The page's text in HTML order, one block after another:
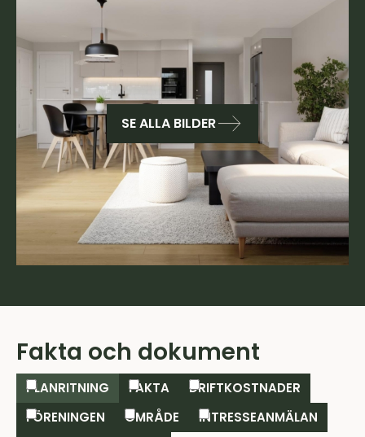
SE ALLA BILDER
Fakta och dokument
PLANRITNING FAKTA
DRIFTKOSTNADER
FÖRENINGEN
OMRÅDE
INTRESSEANMÄLAN